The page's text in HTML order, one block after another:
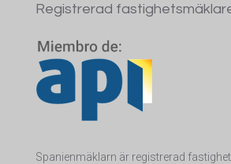
Registrerad
Spanienmäklarn är registrerad